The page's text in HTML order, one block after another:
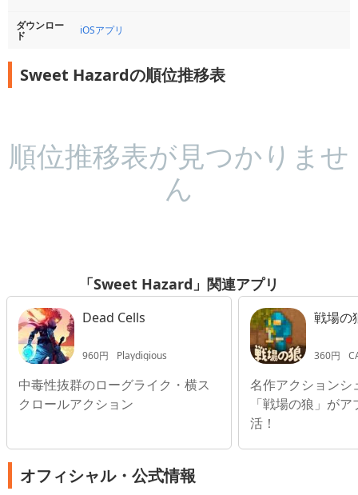
ダウンロー
ド iOSアプリ
Sweet Hazardの順位推移表
順位推移表が見つかりませ
ん
「Sweet Hazard」関連アプリ
Dead Cells
960円 Playdigious
中毒性抜群のローグライク・横ス
クロールアクション
戦場の
360円
名作アクションシ
「戦場の狼」が
活！
オフィシャル・公式情報